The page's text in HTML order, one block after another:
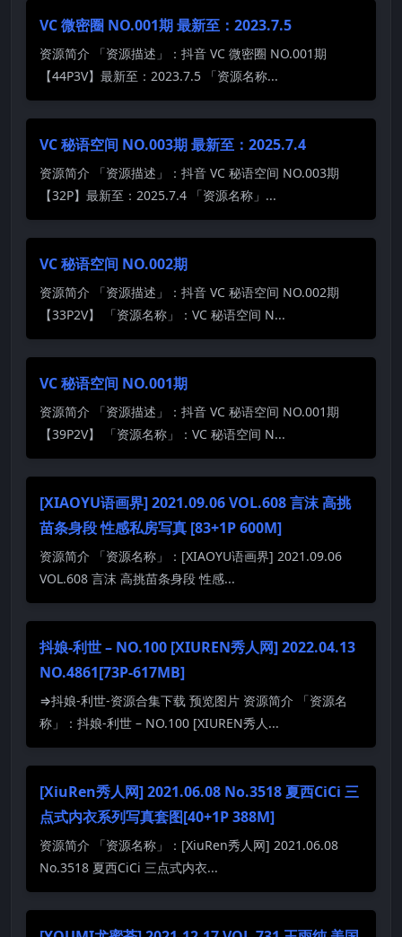
VC 微密圈 NO.001期 最新至：2023.7.5
资源简介 「资源描述」：抖音 VC 微密圈 NO.001期
【44P3V】最新至：2023.7.5 「资源名称...
VC 秘语空间 NO.003期 最新至：2025.7.4
资源简介 「资源描述」：抖音 VC 秘语空间 NO.003期
【32P】最新至：2025.7.4 「资源名称」...
VC 秘语空间 NO.002期
资源简介 「资源描述」：抖音 VC 秘语空间 NO.002期
【33P2V】 「资源名称」：VC 秘语空间 N...
VC 秘语空间 NO.001期
资源简介 「资源描述」：抖音 VC 秘语空间 NO.001期
【39P2V】 「资源名称」：VC 秘语空间 N...
[XIAOYU语画界] 2021.09.06 VOL.608 言沫 高挑
苗条身段 性感私房写真 [83+1P 600M]
资源简介 「资源名称」：[XIAOYU语画界] 2021.09.06
VOL.608 言沫 高挑苗条身段 性感...
抖娘-利世 – NO.100 [XIUREN秀人网] 2022.04.13
NO.4861[73P-617MB]
⇒抖娘-利世-资源合集下载 预览图片 资源简介 「资源名
称」：抖娘-利世 – NO.100 [XIUREN秀人...
[XiuRen秀人网] 2021.06.08 No.3518 夏西CiCi 三
点式内衣系列写真套图[40+1P 388M]
资源简介 「资源名称」：[XiuRen秀人网] 2021.06.08
No.3518 夏西CiCi 三点式内衣...